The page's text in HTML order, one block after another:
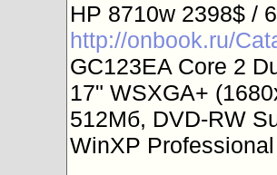
HP 8710w 2398$ /
http://onbook.ru/
GC123EA Core 2
17" WSXGA+
512Мб, DVD-RW
WinXP Professional